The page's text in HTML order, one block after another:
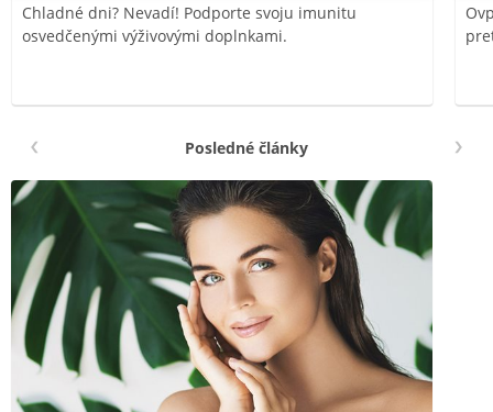
Chladné dni? Nevadí! Podporte svoju imunitu
osvedčenými výživovými doplnkami.
Posledné články